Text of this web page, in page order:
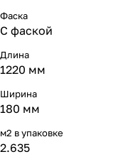
Фаска
С фаской
Длина
1220 мм
Ширина
180 мм
м2 в упаковке
2.635